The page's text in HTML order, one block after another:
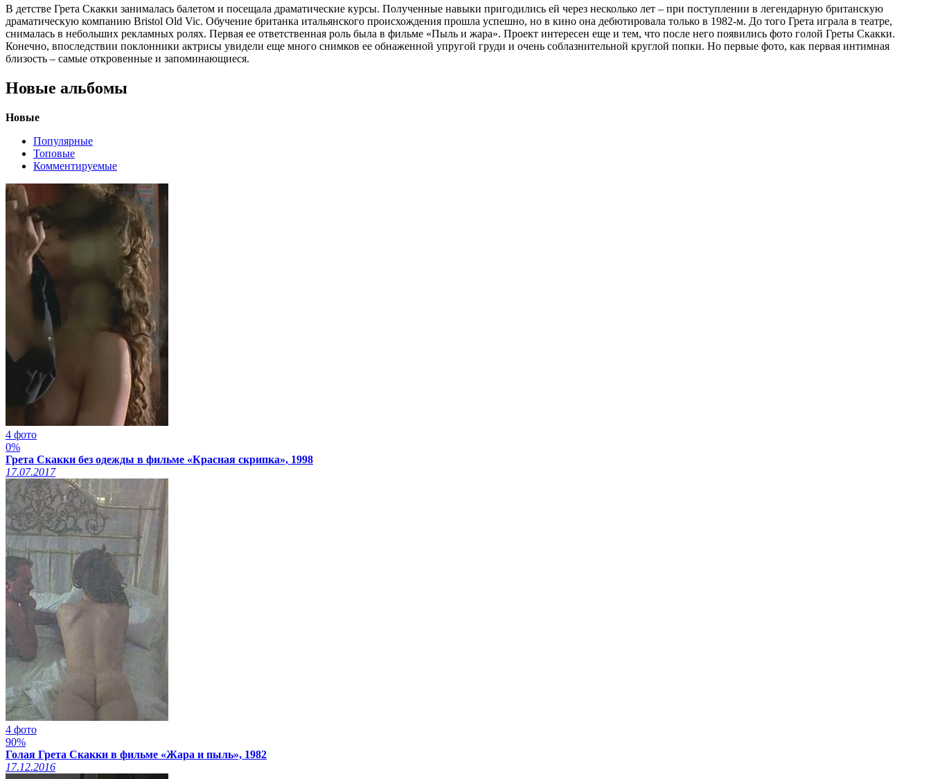
В детстве Грета Скакки занималась балетом и посещала драматические курсы. Полученные навыки пригодились ей через несколько лет – при поступлении в легендарную британскую
драматическую компанию Bristol Old Vic. Обучение британка итальянского происхождения прошла успешно, но в кино она дебютировала только в 1982-м. До того Грета играла в театре,
снималась в небольших рекламных ролях. Первая ее ответственная роль была в фильме «Пыль и жара». Проект интересен еще и тем, что после него появились фото голой Греты Скакки.
Конечно, впоследствии поклонники актрисы увидели еще много снимков ее обнаженной упругой груди и очень соблазнительной круглой попки. Но первые фото, как первая интимная
близость – самые откровенные и запоминающиеся.
Новые альбомы
Новые
Популярные
Топовые
Комментируемые
4 фото
0%
Грета Скакки без одежды в фильме «Красная скрипка», 1998
17.07.2017
4 фото
90%
Голая Грета Скакки в фильме «Жара и пыль», 1982
17.12.2016